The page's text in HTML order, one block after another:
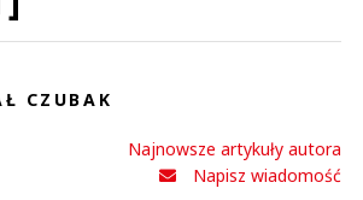
CZUBAK
Najnowsze artykuły autora
Napisz wiadomość